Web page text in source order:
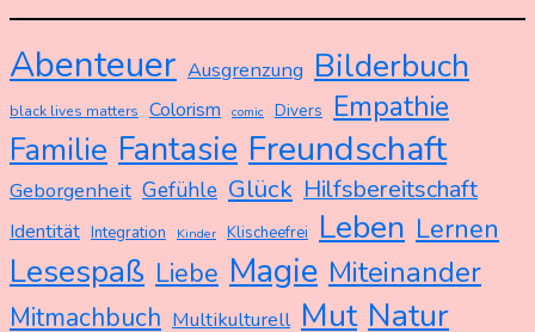
Abenteuer Ausgrenzung Bilderbuch
black lives matters Colorism comic Divers Empathie
Familie Fantasie Freundschaft
Geborgenheit Gefühle Glück Hilfsbereitschaft
Identität Integration Kinder Klischeefrei Leben Lernen
Lesespaß Liebe Magie Miteinander
Mitmachbuch Multikulturell Mut Natur